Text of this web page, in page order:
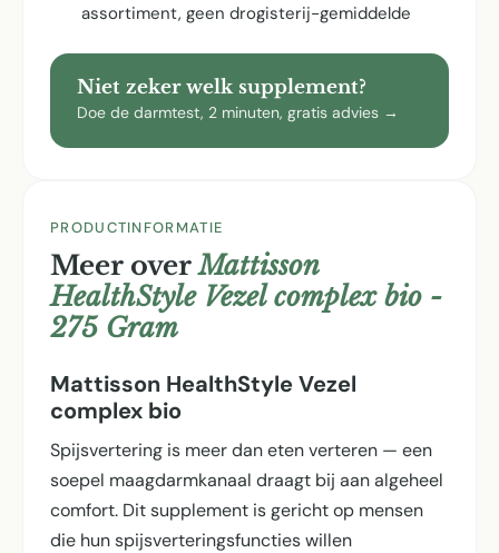
assortiment, geen drogisterij-gemiddelde
Niet zeker welk supplement?
Doe de darmtest, 2 minuten, gratis advies →
PRODUCTINFORMATIE
Meer overMattisson
HealthStyle Vezel complex bio -
275 Gram
Mattisson HealthStyle Vezel
complex bio
Spijsvertering is meer dan eten verteren — een
soepel maagdarmkanaal draagt bij aan algeheel
comfort. Dit supplement is gericht op mensen
die hun spijsverterings­functies willen